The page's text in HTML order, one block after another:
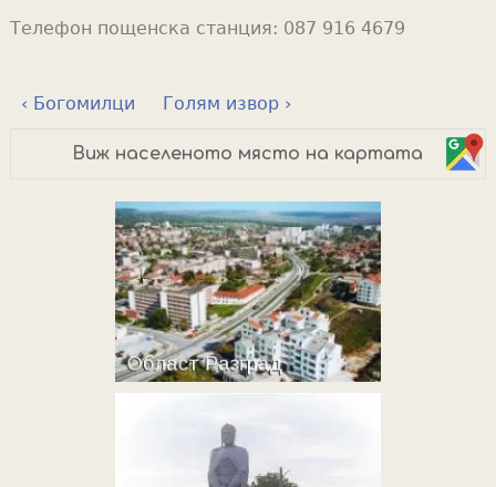
Телефон пощенска станция: 087 916 4679
‹ Богомилци Голям извор ›
Виж населеното място на картата